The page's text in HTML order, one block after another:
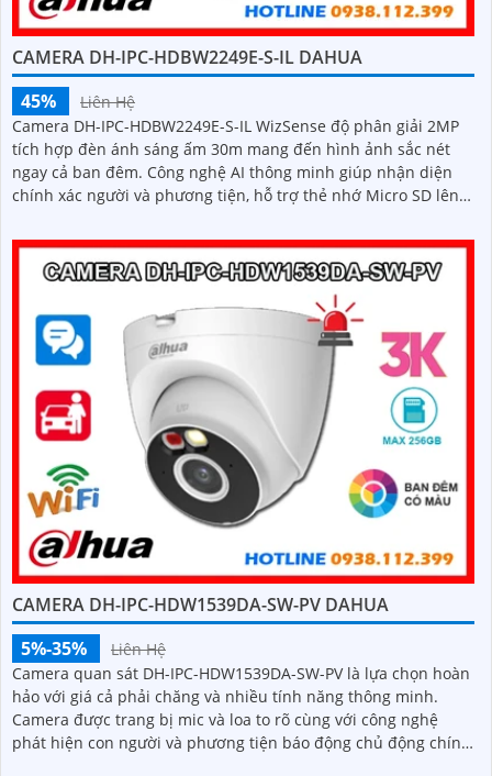
CAMERA DH-IPC-HDBW2249E-S-IL DAHUA
45%
Liên Hệ
Camera DH-IPC-HDBW2249E-S-IL WizSense độ phân giải 2MP
tích hợp đèn ánh sáng ấm 30m mang đến hình ảnh sắc nét
ngay cả ban đêm. Công nghệ AI thông minh giúp nhận diện
chính xác người và phương tiện, hỗ trợ thẻ nhớ Micro SD lên
CAMERA DH-IPC-HDW1539DA-SW-PV DAHUA
5%-35%
Liên Hệ
Camera quan sát DH-IPC-HDW1539DA-SW-PV là lựa chọn hoàn
hảo với giá cả phải chăng và nhiều tính năng thông minh.
Camera được trang bị mic và loa to rõ cùng với công nghệ
phát hiện con người và phương tiện báo động chủ động chính